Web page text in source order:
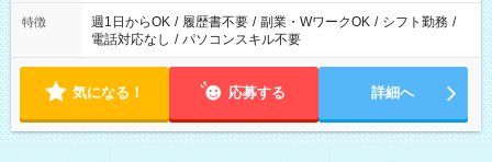
特徴 週1日からOK / 履歴書不要 / 副業・WワークOK / シフト勤務 /
電話対応なし / パソコンスキル不要
気になる！ 応募する 詳細へ